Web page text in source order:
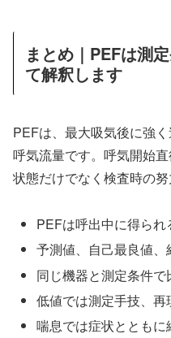
まとめ｜PEFは測
て解釈します
PEFは、最大吸気後に強
呼気流量です。呼気開始
状態だけでなく検査時の努
PEFは呼出中に得ら
予測値、自己最良値
同じ機器と測定条件で
低値では測定手技、
喘息では症状とともに